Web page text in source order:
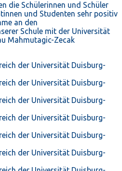
die Schülerinnen und Schüler
und Studenten sehr positiv
an den
Schule mit der Universität
Mahmutagic-Zecak